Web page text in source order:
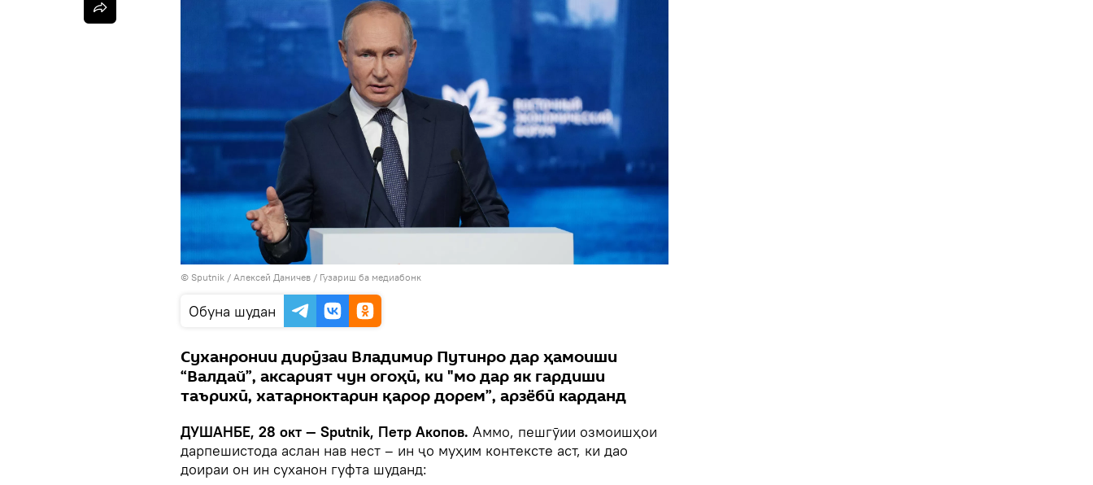
© Sputnik / Алексей Даничев / Гузариш ба медиабонк
Обуна шудан
Суханронии дирӯзаи Владимир Путинро дар ҳамоиши
“Валдай”, аксарият чун огоҳӣ, ки "мо дар як гардиши
таърихӣ, хатарноктарин қарор дорем”, арзёбӣ карданд
ДУШАНБЕ, 28 окт — Sputnik, Петр Акопов. Аммо, пешгӯии озмоишҳои
дарпешистода аслан нав нест – ин ҷо муҳим контексте аст, ки дао
доираи он ин суханон гуфта шуданд: